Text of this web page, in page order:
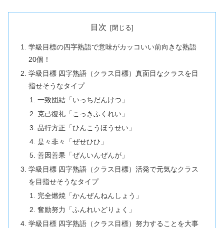
目次
学級目標の四字熟語で意味がカッコいい前向きな熟語
20個！
学級目標 四字熟語（クラス目標）真面目なクラスを目
指せそうなタイプ
一致団結「いっちだんけつ」
克己復礼「こっきふくれい」
品行方正「ひんこうほうせい」
是々非々「ぜせひひ」
善因善果「ぜんいんぜんが」
学級目標 四字熟語（クラス目標）活発で元気なクラス
を目指せそうなタイプ
完全燃焼「かんぜんねんしょう」
奮励努力「ふんれいどりょく」
学級目標 四字熟語（クラス目標）努力することを大事